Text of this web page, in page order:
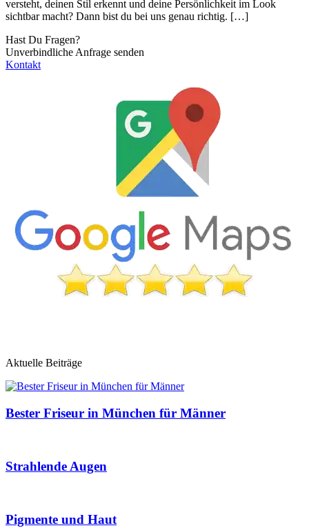
versteht, deinen Stil erkennt und deine Persönlichkeit im Look
sichtbar macht? Dann bist du bei uns genau richtig. […]
Hast Du Fragen?
Unverbindliche Anfrage senden
Kontakt
Aktuelle Beiträge
Bester Friseur in München für Männer
Strahlende Augen
Pigmente und Haut